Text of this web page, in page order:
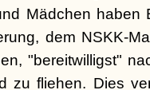
Mädchen haben
dem NSKK-
"bereitwilligst"
zu fliehen. Dies